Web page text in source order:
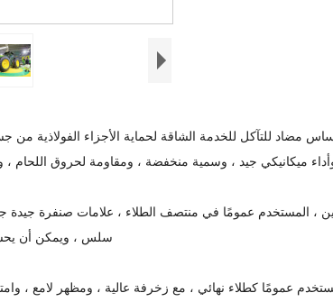
مضاد للتآكل للخدمة الشاقة لحماية الأجزاء الفولاذية من
ميكانيكي جيد ، وسمية منخفضة ، ومقاومة لحروق اللحام ،
، المستخدم عمومًا في منتصف الطلاء ، علامات صنفرة
سلس ، ويمكن أن يحسن
عمومًا كطلاء نهائي ، مع زخرفة عالية ، ومظهر لامع ،